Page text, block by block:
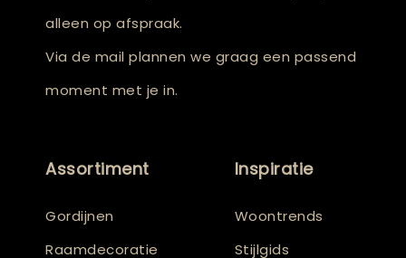
alleen op afspraak.
Via de mail plannen we graag een passend
moment met je in.
Assortiment
Gordijnen
Raamdecoratie
Inspiratie
Woontrends
Stijlgids